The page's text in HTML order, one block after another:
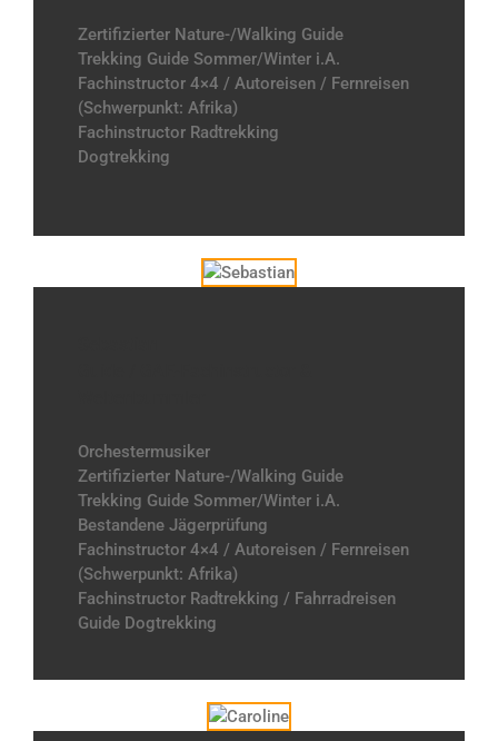
Zertifizierter Nature-/Walking Guide
Trekking Guide Sommer/Winter i.A.
Fachinstructor 4×4 / Autoreisen / Fernreisen
(Schwerpunkt: Afrika)
Fachinstructor Radtrekking
Dogtrekking
Orchestermusiker
Zertifizierter Nature-/Walking Guide
Trekking Guide Sommer/Winter i.A.
Bestandene Jägerprüfung
Fachinstructor 4×4 / Autoreisen / Fernreisen
(Schwerpunkt: Afrika)
Fachinstructor Radtrekking / Fahrradreisen
Guide Dogtrekking